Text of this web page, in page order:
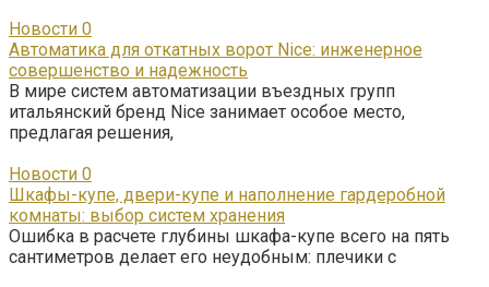
Новости 0
Автоматика для откатных ворот Nice: инженерное
совершенство и надежность
В мире систем автоматизации въездных групп
итальянский бренд Nice занимает особое место,
предлагая решения,
Новости 0
Шкафы-купе, двери-купе и наполнение гардеробной
комнаты: выбор систем хранения
Ошибка в расчете глубины шкафа-купе всего на пять
сантиметров делает его неудобным: плечики с